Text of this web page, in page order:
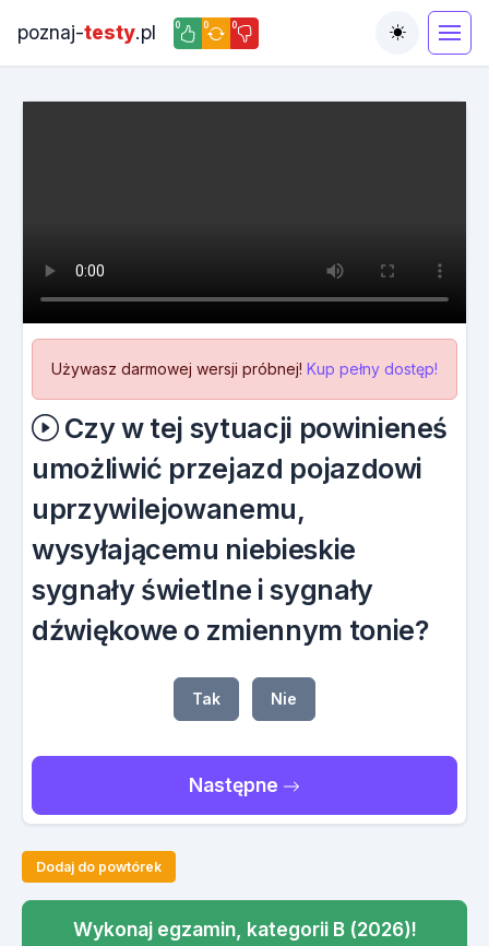
poznaj-testy.pl 0 0 0
Toggle
Używasz darmowej wersji próbnej! Kup pełny dostęp!
Czy w tej sytuacji powinieneś
umożliwić przejazd pojazdowi
uprzywilejowanemu,
wysyłającemu niebieskie
sygnały świetlne i sygnały
dźwiękowe o zmiennym tonie?
Tak Nie
Następne
Dodaj do powtórek
Wykonaj egzamin, kategorii B (2026)!